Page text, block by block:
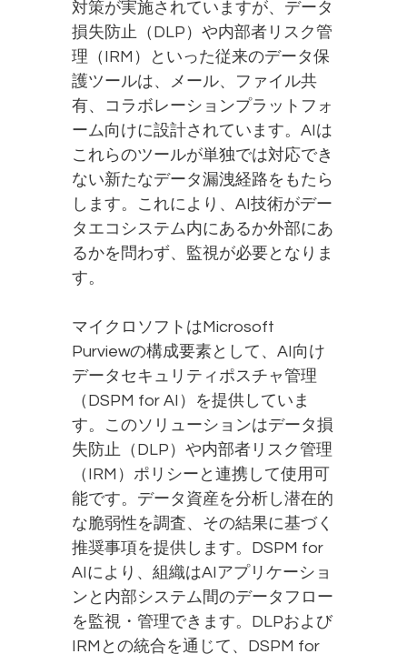
対策が実施されていますが、データ
損失防止（DLP）や内部者リスク管
理（IRM）といった従来のデータ保
護ツールは、メール、ファイル共
有、コラボレーションプラットフォ
ーム向けに設計されています。AIは
これらのツールが単独では対応でき
ない新たなデータ漏洩経路をもたら
します。これにより、AI技術がデー
タエコシステム内にあるか外部にあ
るかを問わず、監視が必要となりま
す。
マイクロソフトはMicrosoft
Purviewの構成要素として、AI向け
データセキュリティポスチャ管理
（DSPM for AI）を提供していま
す。このソリューションはデータ損
失防止（DLP）や内部者リスク管理
（IRM）ポリシーと連携して使用可
能です。データ資産を分析し潜在的
な脆弱性を調査、その結果に基づく
推奨事項を提供します。DSPM for
AIにより、組織はAIアプリケーショ
ンと内部システム間のデータフロー
を監視・管理できます。DLPおよび
IRMとの統合を通じて、DSPM for